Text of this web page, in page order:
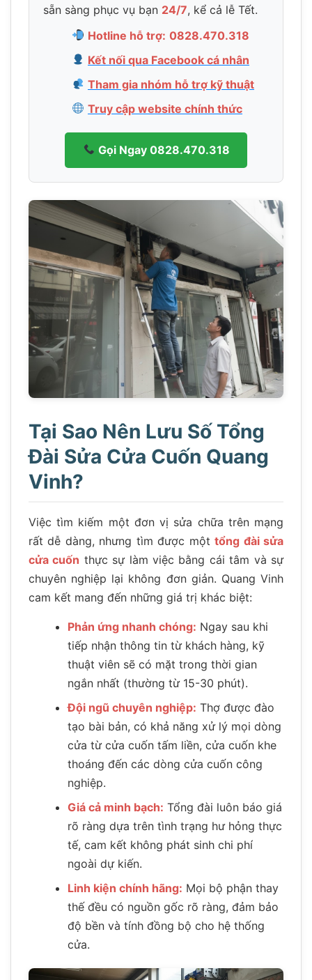
sẵn sàng phục vụ bạn 24/7, kể cả lễ Tết.
Hotline hỗ trợ: 0828.470.318
Kết nối qua Facebook cá nhân
Tham gia nhóm hỗ trợ kỹ thuật
Truy cập website chính thức
Gọi Ngay 0828.470.318
Tại Sao Nên Lưu Số Tổng
Đài Sửa Cửa Cuốn Quang
Vinh?
Việc tìm kiếm một đơn vị sửa chữa trên mạng
rất dễ dàng, nhưng tìm được mộttổng đài sửa
cửa cuốn thực sự làm việc bằng cái tâm và sự
chuyên nghiệp lại không đơn giản. Quang Vinh
cam kết mang đến những giá trị khác biệt:
Phản ứng nhanh chóng: Ngay sau khi
tiếp nhận thông tin từ khách hàng, kỹ
thuật viên sẽ có mặt trong thời gian
ngắn nhất (thường từ 15-30 phút).
Đội ngũ chuyên nghiệp: Thợ được đào
tạo bài bản, có khả năng xử lý mọi dòng
cửa từ cửa cuốn tấm liền, cửa cuốn khe
thoáng đến các dòng cửa cuốn công
nghiệp.
Giá cả minh bạch: Tổng đài luôn báo giá
rõ ràng dựa trên tình trạng hư hỏng thực
tế, cam kết không phát sinh chi phí
ngoài dự kiến.
Linh kiện chính hãng: Mọi bộ phận thay
thế đều có nguồn gốc rõ ràng, đảm bảo
độ bền và tính đồng bộ cho hệ thống
cửa.